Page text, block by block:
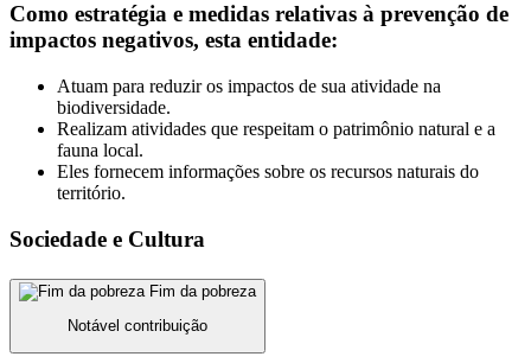
Como estratégia e medidas relativas à prevenção de
impactos negativos, esta entidade:
Atuam para reduzir os impactos de sua atividade na
biodiversidade.
Realizam atividades que respeitam o patrimônio natural e a
fauna local.
Eles fornecem informações sobre os recursos naturais do
território.
Sociedade e Cultura
Fim da pobreza
Notável contribuição